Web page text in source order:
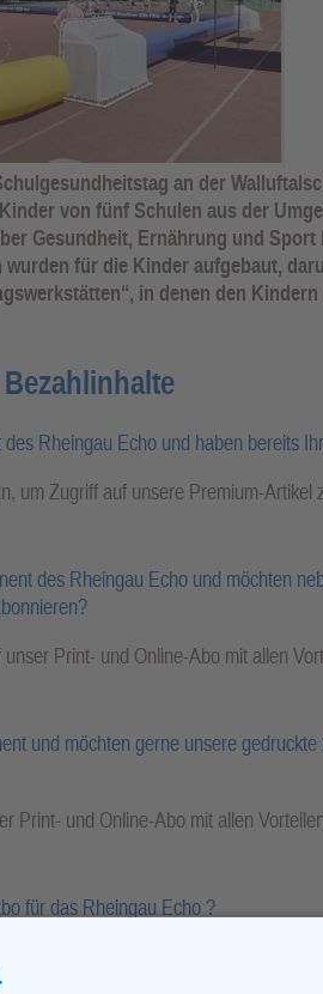
an der
von fünf Schulen aus der
Gesundheit, Ernährung und Sport
für die Kinder aufgebaut,
in denen den
Rheingau Echo und haben bereits
um Zugriff auf unsere Premium-Artikel
des Rheingau Echo und möchten
Print- und Online-Abo mit allen
und möchten gerne unsere
Print- und Online-Abo mit allen
für das Rheingau Echo ?